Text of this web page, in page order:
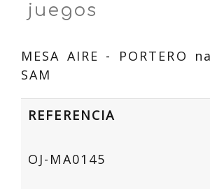
juegos
MESA AIRE - PORTERO
SAM
REFERENCIA
OJ-MA0145